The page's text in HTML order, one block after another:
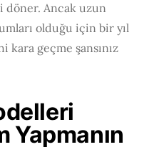
döner. Ancak uzun
olduğu için bir yıl
kara geçme şansınız
Yapmanın